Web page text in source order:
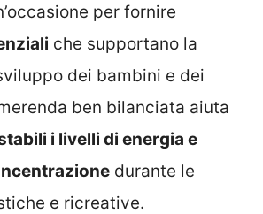
per fornire
che supportano la
dei bambini e dei
ben bilanciata aiuta
i livelli di energia e
durante le
e ricreative.